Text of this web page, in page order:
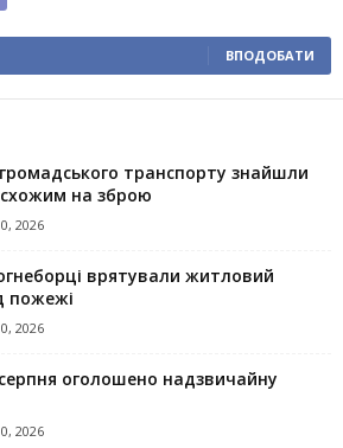
ВПОДОБАТИ
транспорту знайшли
на зброю
2026
врятували житловий
пожежі
2026
оголошено надзвичайну
2026